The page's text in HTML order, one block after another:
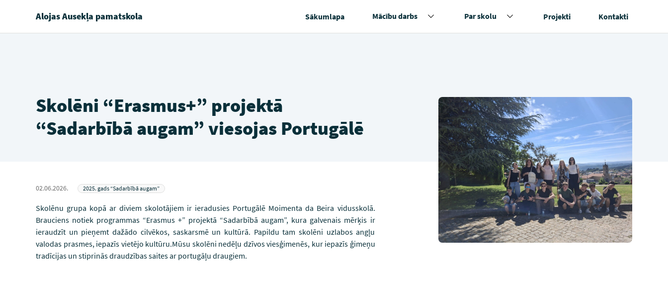
Alojas Ausekļa pamatskola Sākumlapa Mācību darbs Par skolu Projekti Kontakti
Skolēni “Erasmus+” projektā
“Sadarbībā augam” viesojas Portugālē
02.06.2026. 2025. gads “Sadarbībā augam”
Skolēnu grupa kopā ar diviem skolotājiem ir ieradusies Portugālē Moimenta da Beira vidusskolā.
Brauciens notiek programmas “Erasmus +” projektā “Sadarbībā augam”, kura galvenais mērķis ir
ieraudzīt un pieņemt dažādo cilvēkos, saskarsmē un kultūrā. Papildu tam skolēni uzlabos angļu
valodas prasmes, iepazīs vietējo kultūru.Mūsu skolēni nedēļu dzīvos viesģimenēs, kur iepazīs ģimeņu
tradīcijas un stiprinās draudzības saites ar portugāļu draugiem.